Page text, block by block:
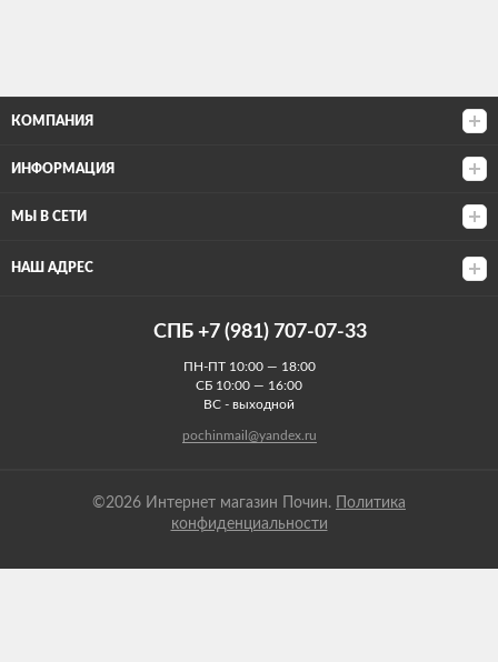
КОМПАНИЯ
ИНФОРМАЦИЯ
МЫ В СЕТИ
НАШ АДРЕС
СПБ +7 (981) 707-07-33
ПН-ПТ 10:00 — 18:00
СБ 10:00 — 16:00
ВС - выходной
pochinmail@yandex.ru
©2026 Интернет магазин Почин.
Политика
конфиденциальности